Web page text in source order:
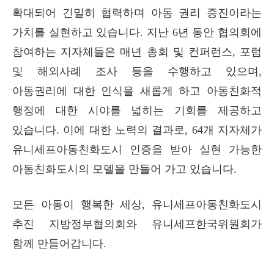
확대되어
긴밀히 협력하며 아동 권리 증진이라는
가치를 실현하고 있습니다. 지난 6년 동안 협의회에
참여하는 지자체들은 매년 총회 및 컨퍼런스, 포럼
및 해외사례 조사 등을 수행하고 있으며,
아동권리에 대한 인식을 새롭게 하고 아동친화적
행정에 대한 시야를 넓히는 기회를 제공하고
있습니다. 이에 대한 노력의 결과로, 64개 지자체가
유니세프아동친화도시 인증을 받아 실현 가능한
아동친화도시의 모델을 만들어 가고 있습니다.
모든 아동이 행복한 세상, 유니세프아동친화도시
추진 지방정부협의회와 유니세프한국위원회가
함께 만들어갑니다.